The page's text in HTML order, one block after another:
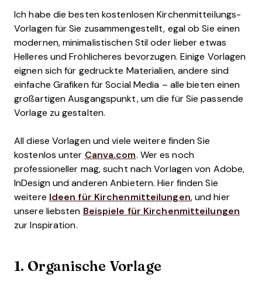
Ich habe die besten kostenlosen Kirchenmitteilungs-
Vorlagen für Sie zusammengestellt, egal ob Sie einen
modernen, minimalistischen Stil oder lieber etwas
Helleres und Fröhlicheres bevorzugen. Einige Vorlagen
eignen sich für gedruckte Materialien, andere sind
einfache Grafiken für Social Media – alle bieten einen
großartigen Ausgangspunkt, um die für Sie passende
Vorlage zu gestalten.
All diese Vorlagen und viele weitere finden Sie
kostenlos unter Canva.com. Wer es noch
professioneller mag, sucht nach Vorlagen von Adobe,
InDesign und anderen Anbietern. Hier finden Sie
weitere Ideen für Kirchenmitteilungen, und hier
unsere liebsten Beispiele für Kirchenmitteilungen
zur Inspiration.
1. Organische Vorlage